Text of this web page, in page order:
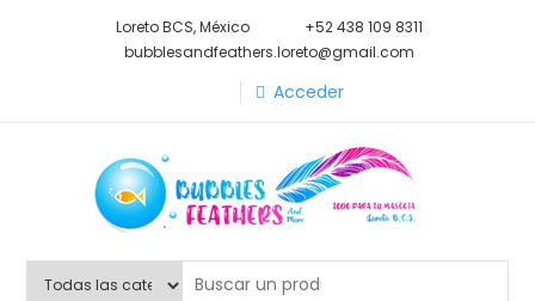
Loreto BCS, México
+52 438 109 8311
bubblesandfeathers.loreto@gmail.com
Acceder
Shop Bubbles Feathers And